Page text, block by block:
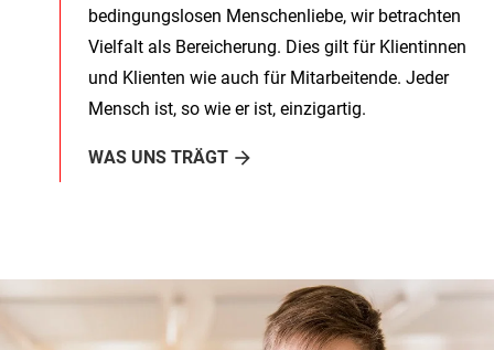
bedingungslosen Menschenliebe, wir betrachten
Vielfalt als Bereicherung. Dies gilt für Klientinnen
und Klienten wie auch für Mitarbeitende. Jeder
Mensch ist, so wie er ist, einzigartig.
WAS UNS TRÄGT